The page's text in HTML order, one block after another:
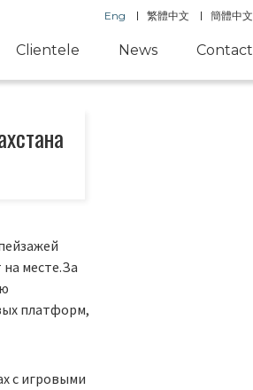
Eng 繁體中文 簡體中文
Clientele News Contact
месте.За
платформ,
с игровыми